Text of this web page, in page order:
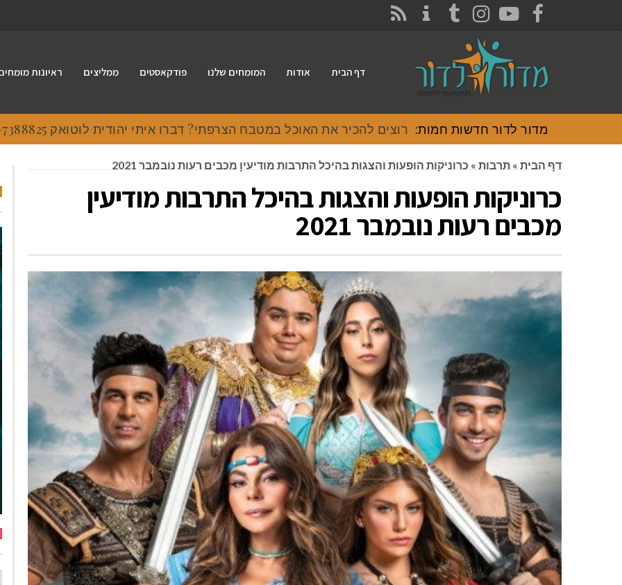
FACEBOOK
YOUTUBE
INSTAGRAM
TUMBLR
דף הבית אודות המומחים שלנו פודקאסטים ממליצים ראיונות
מדור לדור חדשות חמות: רוצים להכיר את האוכל במטבח הצרפתי? דברו איתי יהודית לוטואק 054-7388825.
דף הבית » תרבות » כרוניקות הופעות והצגות בהיכל התרבות מודיעין מכבים רעות נובמבר 2021
כרוניקות הופעות והצגות בהיכל התרבות מודיעין
מכבים רעות נובמבר 2021